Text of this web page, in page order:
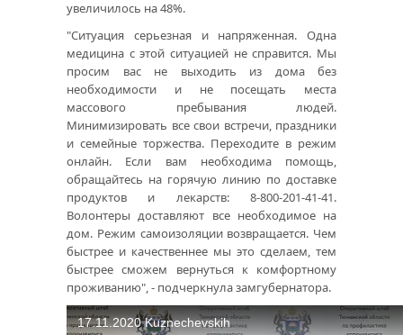
увеличилось на 48%.
"Ситуация серьезная и напряженная. Одна
медицина с этой ситуацией не справится. Мы
просим вас не выходить из дома без
необходимости и не посещать места
массового пребывания людей.
Минимизировать все свои встречи, праздники
и семейные торжества. Переходите в режим
онлайн. Если вам необходима помощь,
обращайтесь на горячую линию по доставке
продуктов и лекарств: 8-800-201-41-41.
Волонтеры доставляют все необходимое на
дом. Режим самоизоляции возвращается. Чем
быстрее и качественнее мы это сделаем, тем
быстрее сможем вернуться к комфортному
проживанию", - подчеркнула замгубернатора.